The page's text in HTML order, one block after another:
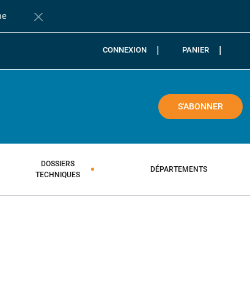
Fermer la barre de notification
CONNEXION PANIER
S'ABONNER
DOSSIERS
TECHNIQUES
DÉPARTEMENTS